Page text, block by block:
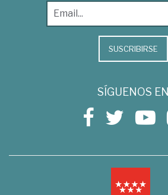
SUSCRIBIRSE
SÍGUENOS EN